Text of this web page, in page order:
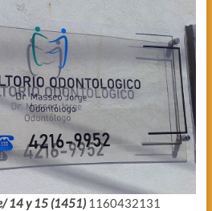
14 y 15 (1451) 1160432131